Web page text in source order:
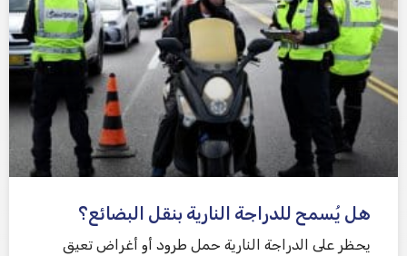
هل يُسمح للدراجة النارية بنقل البضائع؟
يحظر على الدراجة النارية حمل طرود أو أغراض تعيق